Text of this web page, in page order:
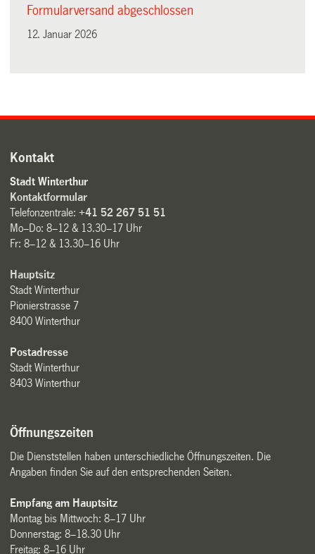
Formularversand abgeschlossen
12. Januar 2026
Kontakt
Stadt Winterthur
Kontaktformular
Telefonzentrale:+41 52 267 51 51
Mo–Do: 8–12 & 13.30–17 Uhr
Fr: 8–12 & 13.30–16 Uhr
Hauptsitz
Stadt Winterthur
Pionierstrasse 7
8400 Winterthur
Postadresse
Stadt Winterthur
8403 Winterthur
Öffnungszeiten
Die Dienststellen haben unterschiedliche Öffnungszeiten. Die
Angaben finden Sie auf den entsprechenden Seiten.
Empfang am Hauptsitz
Montag bis Mittwoch: 8–17 Uhr
Donnerstag: 8–18.30 Uhr
Freitag: 8–16 Uhr